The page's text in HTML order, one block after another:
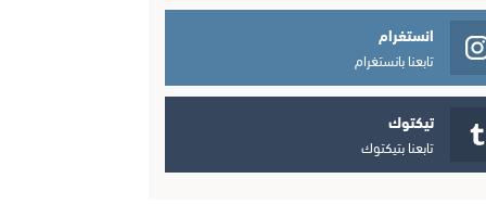
انستغرام
تابعنا بانستغرام
تيكتوك
تابعنا بتيكتوك